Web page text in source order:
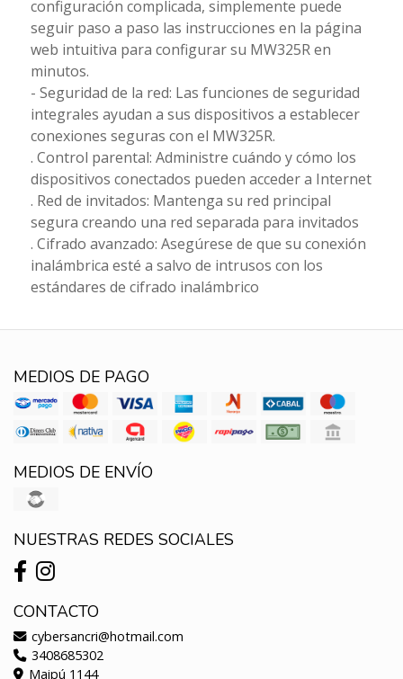
configuración complicada, simplemente puede
seguir paso a paso las instrucciones en la página
web intuitiva para configurar su MW325R en
minutos.
- Seguridad de la red: Las funciones de seguridad
integrales ayudan a sus dispositivos a establecer
conexiones seguras con el MW325R.
. Control parental: Administre cuándo y cómo los
dispositivos conectados pueden acceder a Internet
. Red de invitados: Mantenga su red principal
segura creando una red separada para invitados
. Cifrado avanzado: Asegúrese de que su conexión
inalámbrica esté a salvo de intrusos con los
estándares de cifrado inalámbrico
MEDIOS DE PAGO
MEDIOS DE ENVÍO
NUESTRAS REDES SOCIALES
CONTACTO
cybersancri@hotmail.com
3408685302
Maipú 1144